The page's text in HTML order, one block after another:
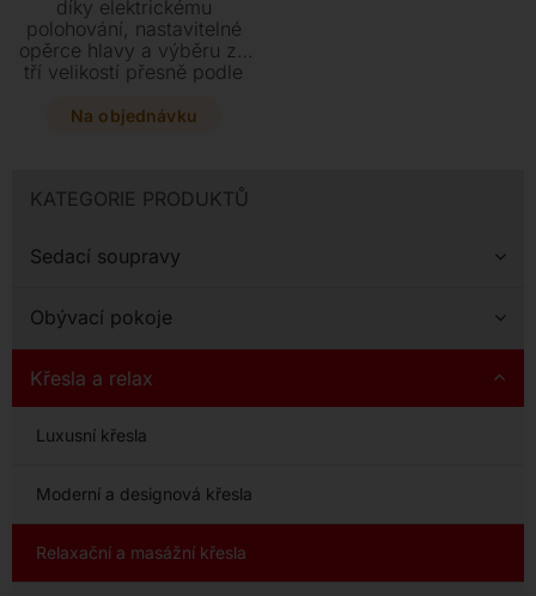
KATEGORIE PRODUKTŮ
Sedací soupravy
Obývací pokoje
Křesla a relax
Luxusní křesla
Moderní a designová křesla
Relaxační a masážní křesla
díky elektrickému
polohování, nastavitelné
opěrce hlavy a výběru ze
tří velikostí přesně podle
luxusní čalounění v kůži či
hliníkovou podnož.
Na objednávku